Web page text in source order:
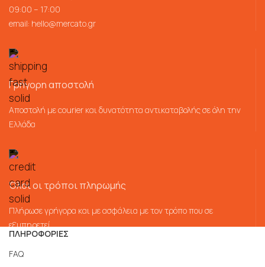
09:00 – 17:00
email: hello@mercato.gr
Γρήγορη αποστολή
Αποστολή με courier και δυνατότητα αντικαταβολής σε όλη την
Ελλάδα
Όλοι οι τρόποι πληρωμής
Πλήρωσε γρήγορα και με ασφάλεια με τον τρόπο που σε
εξυπηρετεί
ΠΛΗΡΟΦΟΡΙΕΣ
FAQ